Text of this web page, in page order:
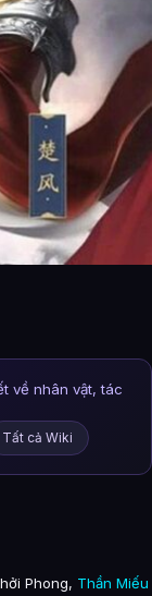
về nhân vật, tác
Tất cả Wiki
Phong, Thần Miếu